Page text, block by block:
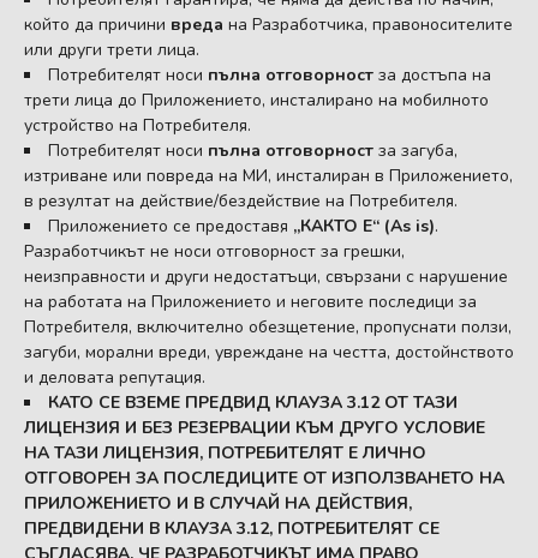
който да причини вреда на Разработчика, правоносителите
или други трети лица.
Потребителят носи пълна отговорност за достъпа на
трети лица до Приложението, инсталирано на мобилното
устройство на Потребителя.
Потребителят носи пълна отговорност за загуба,
изтриване или повреда на МИ, инсталиран в Приложението,
в резултат на действие/бездействие на Потребителя.
Приложението се предоставя „КАКТО Е“ (As is).
Разработчикът не носи отговорност за грешки,
неизправности и други недостатъци, свързани с нарушение
на работата на Приложението и неговите последици за
Потребителя, включително обезщетение, пропуснати ползи,
загуби, морални вреди, увреждане на честта, достойнството
и деловата репутация.
КАТО СЕ ВЗЕМЕ ПРЕДВИД КЛАУЗА 3.12 ОТ ТАЗИ
ЛИЦЕНЗИЯ И БЕЗ РЕЗЕРВАЦИИ КЪМ ДРУГО УСЛОВИЕ
НА ТАЗИ ЛИЦЕНЗИЯ, ПОТРЕБИТЕЛЯТ Е ЛИЧНО
ОТГОВОРЕН ЗА ПОСЛЕДИЦИТЕ ОТ ИЗПОЛЗВАНЕТО НА
ПРИЛОЖЕНИЕТО И В СЛУЧАЙ НА ДЕЙСТВИЯ,
ПРЕДВИДЕНИ В КЛАУЗА 3.12, ПОТРЕБИТЕЛЯТ СЕ
СЪГЛАСЯВА, ЧЕ РАЗРАБОТЧИКЪТ ИМА ПРАВО